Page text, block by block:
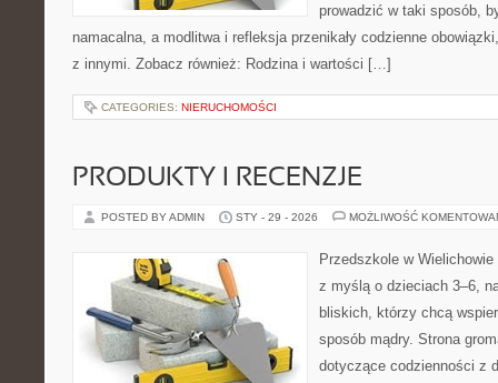
prowadzić w taki sposób,
namacalna, a modlitwa i refleksja przenikały codzienne
z innymi. Zobacz również: Rodzina i wartości […]
CATEGORIES: NIERUCHOMOŚCI
PRODUKTY I RECENZJE
POSTED BY ADMIN STY - 29 - 2026 MOŻLIWOŚĆ
Przedszkole w
z myślą o dzieciach 3–6,
bliskich, którzy chcą
sposób mądry. Strona
dotyczące codzienności z